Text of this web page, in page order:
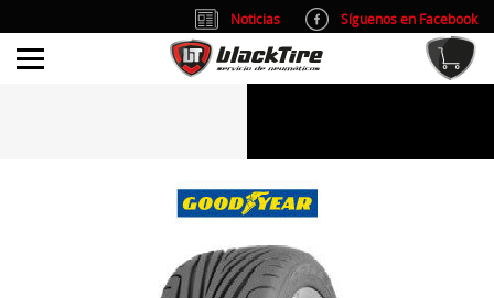
Noticias
Síguenos en Facebook
info@blacktire.es
Atención al cliente: L/V 9:00-14:00 y 15:00-19:00